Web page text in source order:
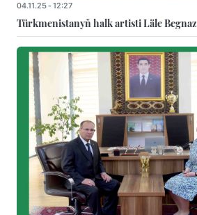
04.11.25 - 12:27
Türkmenistanyň halk artisti Läle